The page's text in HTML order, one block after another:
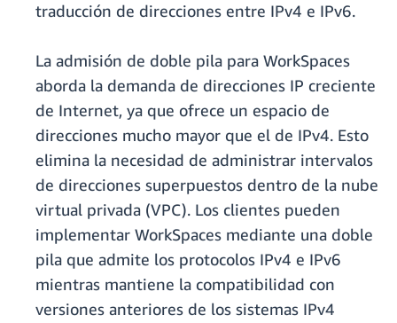
traducción de direcciones entre IPv4 e IPv6.
La admisión de doble pila para WorkSpaces
aborda la demanda de direcciones IP creciente
de Internet, ya que ofrece un espacio de
direcciones mucho mayor que el de IPv4. Esto
elimina la necesidad de administrar intervalos
de direcciones superpuestos dentro de la nube
virtual privada (VPC). Los clientes pueden
implementar WorkSpaces mediante una doble
pila que admite los protocolos IPv4 e IPv6
mientras mantiene la compatibilidad con
versiones anteriores de los sistemas IPv4